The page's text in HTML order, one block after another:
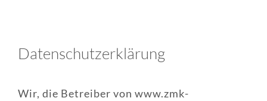
Datenschutzerklärung
Wir, die Betreiber von www.zmk-